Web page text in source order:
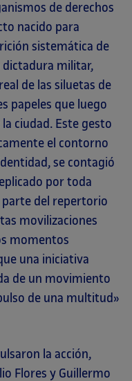
de derechos
nacido para
sistemática de
militar,
de las siluetas de
papeles que luego
ciudad. Este gesto
el contorno
se contagió
por toda
del repertorio
movilizaciones
momentos
una iniciativa
de un movimiento
de una multitud»
la acción,
Flores y Guillermo